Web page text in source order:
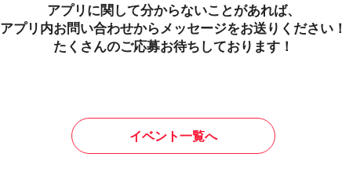
アプリに関して分からないことがあれば、
アプリ内お問い合わせからメッセージをお送りください！
たくさんのご応募お待ちしております！
イベント一覧へ